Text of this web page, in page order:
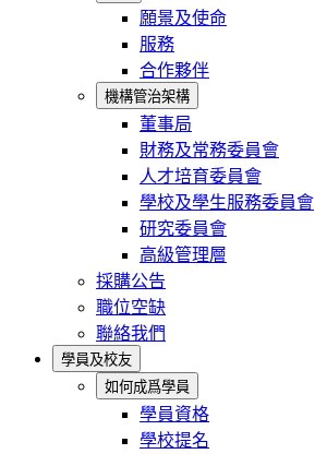
願景及使命
服務
合作夥伴
機構管治架構
董事局
財務及常務委員會
人才培育委員會
學校及學生服務委員會
研究委員會
高級管理層
採購公告
職位空缺
聯絡我們
學員及校友
如何成爲學員
學員資格
學校提名